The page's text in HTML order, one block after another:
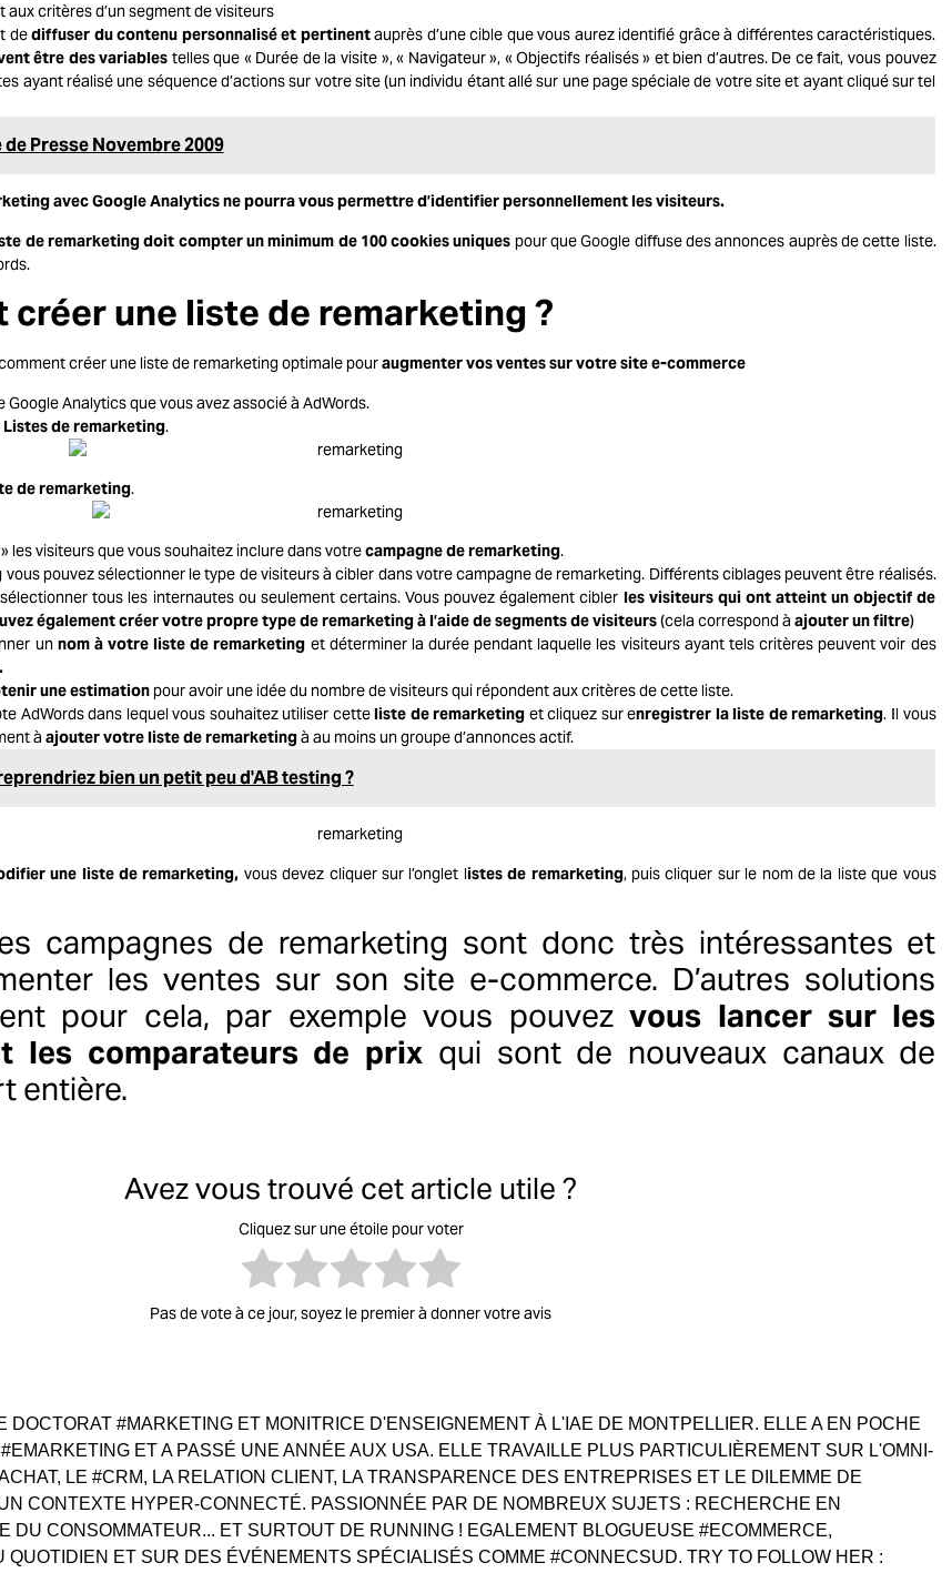
critères d’un segment de visiteurs
dediffuser du contenu personnalisé et pertinentauprès d’une cible que vous aurez identifié grâce à différentes caractéristiques.
être des variables telles que « Durée de la visite », « Navigateur », « Objectifs réalisés » et bien d’autres. De ce fait, vous pouvez
ayant réalisé une séquence d’actions sur votre site (un individu étant allé sur une page spéciale de votre site et ayant cliqué sur tel
de Presse Novembre 2009
avec Google Analytics ne pourra vous permettre d’identifier personnellement les visiteurs.
de remarketing doit compter un minimum de 100 cookies uniques pour que Google diffuse des annonces auprès de cette liste.
une liste de remarketing ?
créer une liste de remarketing optimale pouraugmenter vos ventes sur votre site e-commerce
Analytics que vous avez associé à AdWords.
Listes de remarketing.
de remarketing.
les visiteurs que vous souhaitez inclure dans votrecampagne de remarketing.
vous pouvez sélectionner le type de visiteurs à cibler dans votre campagne de remarketing. Différents ciblages peuvent être réalisés.
tous les internautes ou seulement certains. Vous pouvez également cibler les visiteurs qui ont atteint un objectif de
également créer votre propre type de remarketing à l’aide de segments de visiteurs(cela correspond à ajouter un filtre)
unnom à votre liste de remarketing et déterminer la durée pendant laquelle les visiteurs ayant tels critères peuvent voir des
une estimationpour avoir une idée du nombre de visiteurs qui répondent aux critères de cette liste.
AdWords dans lequel vous souhaitez utiliser cetteliste de remarketing et cliquez sur enregistrer la liste de remarketing. Il vous
à ajouter votre liste de remarketingà au moins un groupe d’annonces actif.
bien un petit peu d'AB testing ?
une liste de remarketing, vous devez cliquer sur l’onglet listes de remarketing, puis cliquer sur le nom de la liste que vous
campagnes de remarketing sont donc très intéressantes et
les ventes sur son site e-commerce. D’autres solutions
pour cela, par exemple vous pouvezvous lancer sur les
les comparateurs de prix qui sont de nouveaux canaux de
entière.
Avez vous trouvé cet article utile ?
Cliquez sur une étoile pour voter
Pas de vote à ce jour, soyez le premier à donner votre avis
DOCTORAT #MARKETING ET MONITRICE D'ENSEIGNEMENT À L'IAE DE MONTPELLIER. ELLE A EN POCHE
ET A PASSÉ UNE ANNÉE AUX USA. ELLE TRAVAILLE PLUS PARTICULIÈREMENT SUR L'OMNI-
LE #CRM, LA RELATION CLIENT, LA TRANSPARENCE DES ENTREPRISES ET LE DILEMME DE
CONTEXTE HYPER-CONNECTÉ. PASSIONNÉE PAR DE NOMBREUX SUJETS : RECHERCHE EN
DU CONSOMMATEUR... ET SURTOUT DE RUNNING ! EGALEMENT BLOGUEUSE #ECOMMERCE,
QUOTIDIEN ET SUR DES ÉVÉNEMENTS SPÉCIALISÉS COMME #CONNECSUD. TRY TO FOLLOW HER :